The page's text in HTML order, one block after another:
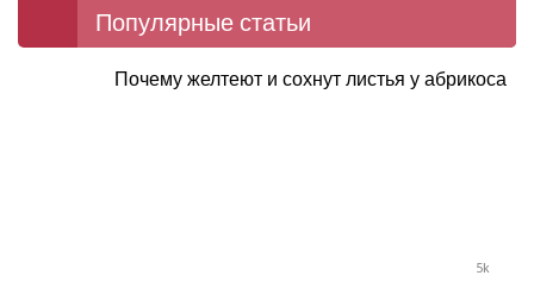
Популярные статьи
Почему желтеют и сохнут листья у абрикоса
5k